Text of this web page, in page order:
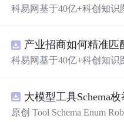
科易网基于40亿+科创知
新领域的AI+数智化解决
智能化发展。
科易网基于40亿+科创知
新领域的AI+数智化解决
智能化发展。
原创 Tool Schema Enum